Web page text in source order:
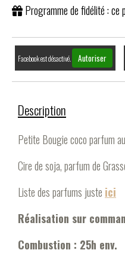
Programme de fidélité : ce
Facebook est désactivé. Autoriser
Description
Petite Bougie coco parfum
Cire de soja, parfum de
Liste des parfums juste ici
Réalisation sur
Combustion : 25h env.